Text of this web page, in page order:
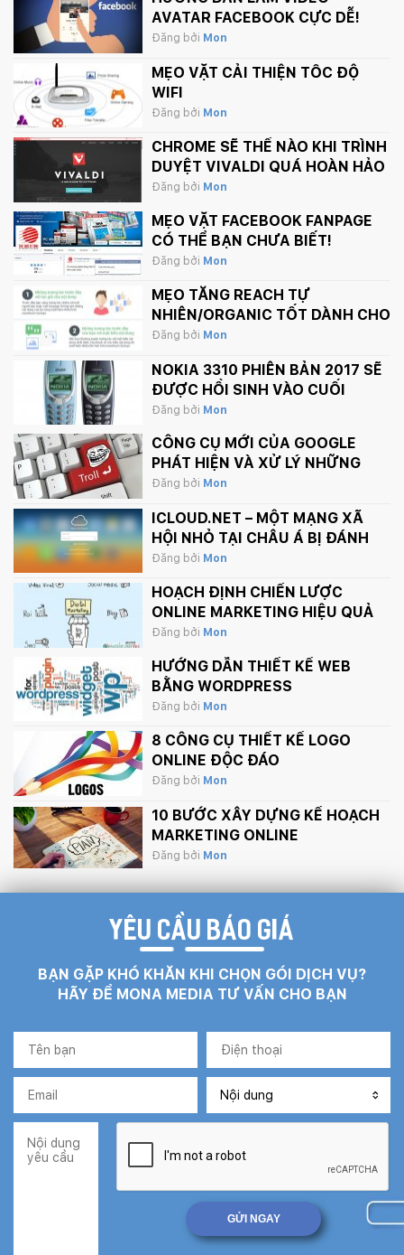
AVATAR FACEBOOK CỰC DỄ!
Đăng bởi Mon
MẸO VẶT CẢI THIỆN TỐC ĐỘ
WIFI
Đăng bởi Mon
CHROME SẼ THẾ NÀO KHI TRÌNH
DUYỆT VIVALDI QUÁ HOÀN HẢO
Đăng bởi Mon
MẸO VẶT FACEBOOK FANPAGE
CÓ THỂ BẠN CHƯA BIẾT!
Đăng bởi Mon
MẸO TĂNG REACH TỰ
NHIÊN/ORGANIC TỐT DÀNH CHO
FANPAGE CỦA BẠN
Đăng bởi Mon
NOKIA 3310 PHIÊN BẢN 2017 SẼ
ĐƯỢC HỒI SINH VÀO CUỐI
THÁNG 2 NÀY
Đăng bởi Mon
CÔNG CỤ MỚI CỦA GOOGLE
PHÁT HIỆN VÀ XỬ LÝ NHỮNG
BÌNH LUẬN PHẢN CẢM TRÊN
Đăng bởi Mon
ICLOUD.NET – MỘT MẠNG XÃ
HỘI NHỎ TẠI CHÂU Á BỊ ĐÁNH
SẬP BỞI APPLE.
Đăng bởi Mon
HOẠCH ĐỊNH CHIẾN LƯỢC
ONLINE MARKETING HIỆU QUẢ
Đăng bởi Mon
HƯỚNG DẪN THIẾT KẾ WEB
BẰNG WORDPRESS
Đăng bởi Mon
8 CÔNG CỤ THIẾT KẾ LOGO
ONLINE ĐỘC ĐÁO
Đăng bởi Mon
10 BƯỚC XÂY DỰNG KẾ HOẠCH
MARKETING ONLINE
Đăng bởi Mon
YÊU CẦU BÁO GIÁ
BẠN GẶP KHÓ KHĂN KHI CHỌN GÓI DỊCH VỤ?
HÃY ĐỂ MONA MEDIA TƯ VẤN CHO BẠN